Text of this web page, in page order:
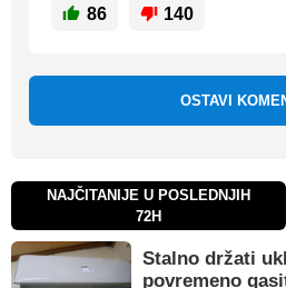
86 140
OSTAVI
NAJČITANIJE U POSLEDNJIH
72H
Stalno držati
povremeno